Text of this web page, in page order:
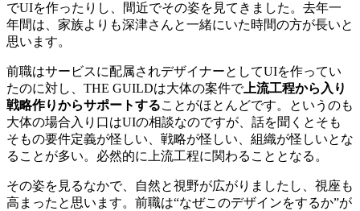
でUIを作ったりし、間近でその姿を見てきました。去年一
年間は、家族よりも深津さんと一緒にいた時間の方が長いと
思います。
前職はサービスに配属されデザイナーとしてUIを作ってい
たのに対し、THE GUILDは大体の案件で上流工程から入り
戦略作りからサポートすることがほとんどです。というのも
大体の場合入り口はUIの相談なのですが、話を聞くとそも
そもの要件定義が怪しい、戦略が怪しい、組織が怪しいとな
ることが多い。必然的に上流工程に関わることとなる。
その姿を見るなかで、自然と視野が広がりましたし、視座も
高まったと思います。前職は“なぜこのデザインをするか”が